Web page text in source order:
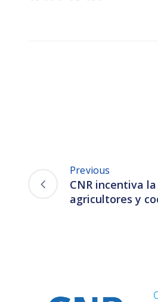
Previous
CNR incentiva
agricultores y